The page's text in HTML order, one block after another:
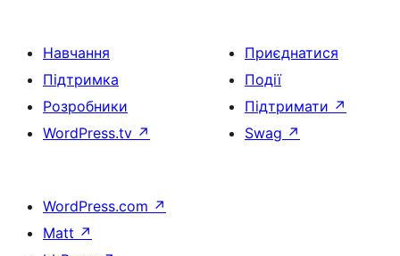
Навчання
Підтримка
Розробники
WordPress.tv ↗
Приєднатися
Події
Підтримати ↗
Swag ↗
WordPress.com ↗
Matt ↗